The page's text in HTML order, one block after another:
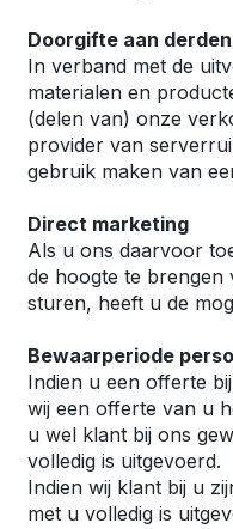
Doorgifte aan derden
In verband met de
materialen en
(delen van) onze
provider van
gebruik maken van
Direct marketing
Als u ons daarvoor
de hoogte te brengen
sturen, heeft u de
Bewaarperiode
Indien u een offerte
wij een offerte van u
u wel klant bij ons
volledig is uitgevoerd.
Indien wij klant bij u
met u volledig is